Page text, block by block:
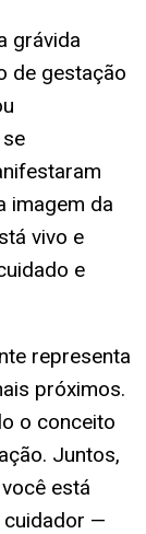
grávida
de gestação
imagem da
vivo e
e
representa
próximos.
o conceito
Juntos,
está
cuidador —